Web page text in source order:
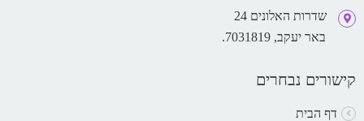
שדרות האלונים 24
באר יעקב, 7031819.
קישורים נבחרים
דף הבית